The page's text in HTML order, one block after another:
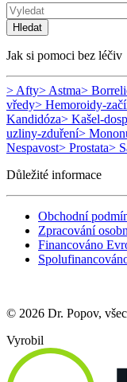
Hledat
Jak si pomoci bez léčiv
> Afty> Astma>
vředy> Hemoroidy-
Kandidóza> Kašel-
uzliny-zduření>
Nespavost> Prostata>
Důležité informace
Obchodní
Zpracování
Financováno
© 2026 Dr. Popov,
Vyrobil